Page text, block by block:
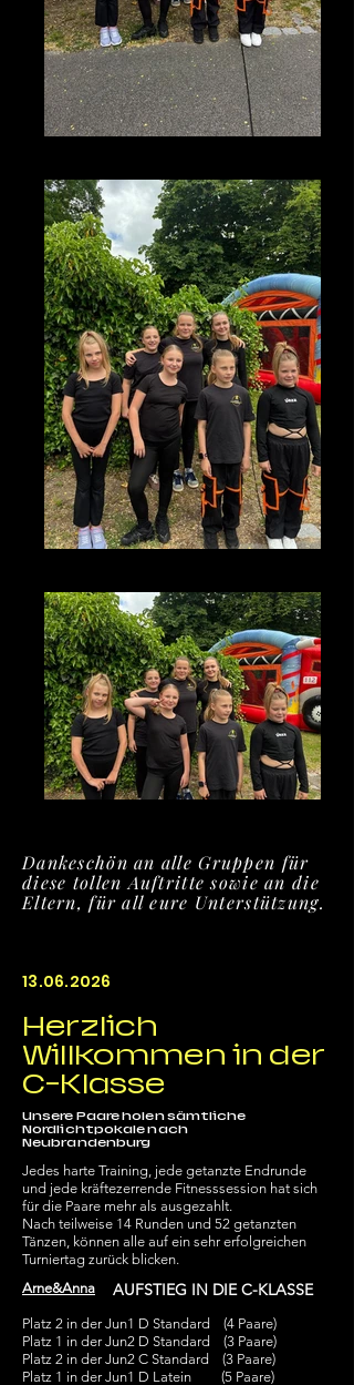
Dankeschön an alle Gruppen für
diese tollen Auftritte sowie an die
Eltern, für all eure Unterstützung.
13.06.2026
Herzlich
Willkommen in der
C-Klasse
Unsere Paare holen sämtliche
Nordlichtpokale nach
Neubrandenburg
Jedes harte Training, jede getanzte Endrunde
und jede kräftezerrende Fitnesssession hat sich
für die Paare mehr als ausgezahlt.
Nach teilweise 14 Runden und 52 getanzten
Tänzen, können alle auf ein sehr erfolgreichen
Turniertag zurück blicken.
Arne&Anna
Platz 2 in der Jun1 D Standard (4 Paare)
Platz 1 in der Jun2 D Standard (3 Paare)
Platz 2 in der Jun2 C Standard (3 Paare)
Platz 1 in der Jun1 D Latein (5 Paare)
AUFSTIEG IN DIE C-KLASSE